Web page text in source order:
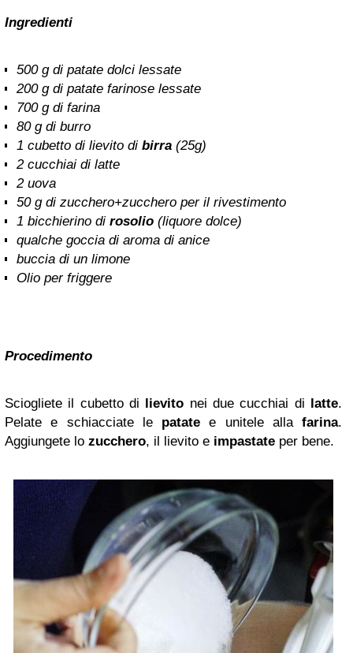
Ingredienti
500 g di patate dolci lessate
200 g di patate farinose lessate
700 g di farina
80 g di burro
1 cubetto di lievito di birra (25g)
2 cucchiai di latte
2 uova
50 g di zucchero+zucchero per il rivestimento
1 bicchierino di rosolio (liquore dolce)
qualche goccia di aroma di anice
buccia di un limone
Olio per friggere
Procedimento
Sciogliete il cubetto di lievito nei due cucchiai di latte.
Pelate e schiacciate le patate e unitele alla farina.
Aggiungete lo zucchero, il lievito e impastate per bene.